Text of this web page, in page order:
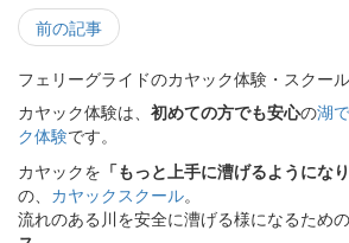
前の記事
フェリーグライドのカヤック体験・スクール
カヤック体験は、 初めての方でも安心の湖
ク体験です。
カヤックを 「もっと上手に漕げるようにな
の、 カヤックスクール。
流れのある川を安全に漕げる様になるための